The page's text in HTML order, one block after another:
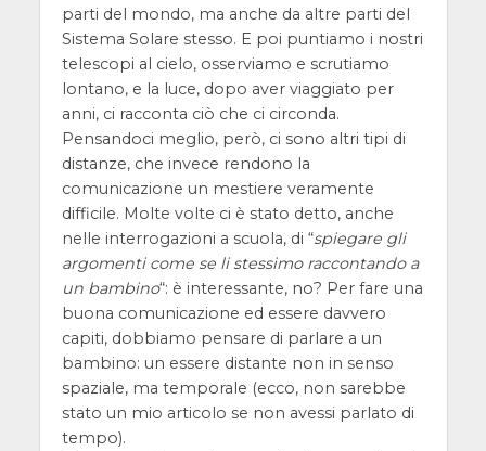
parti del mondo, ma anche da altre parti del
Sistema Solare stesso. E poi puntiamo i nostri
telescopi al cielo, osserviamo e scrutiamo
lontano, e la luce, dopo aver viaggiato per
anni, ci racconta ciò che ci circonda.
Pensandoci meglio, però, ci sono altri tipi di
distanze, che invece rendono la
comunicazione un mestiere veramente
difficile. Molte volte ci è stato detto, anche
nelle interrogazioni a scuola, di “spiegare gli
argomenti come se li stessimo raccontando a
un bambino“: è interessante, no? Per fare una
buona comunicazione ed essere davvero
capiti, dobbiamo pensare di parlare a un
bambino: un essere distante non in senso
spaziale, ma temporale (ecco, non sarebbe
stato un mio articolo se non avessi parlato di
tempo).